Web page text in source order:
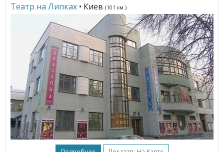
Театр на Липках • Киев (101 км.)